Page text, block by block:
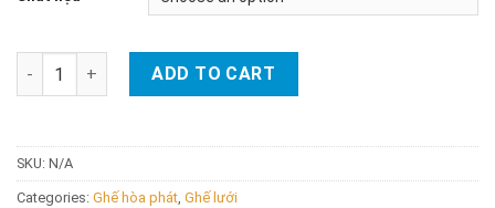
Ghế lưới GL102 quantityADD TO CART
SKU: N/A
Categories: Ghế hòa phát, Ghế lưới